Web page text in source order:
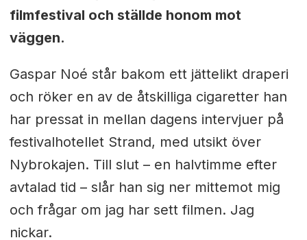
filmfestival och ställde honom mot
väggen.
Gaspar Noé står bakom ett jättelikt draperi
och röker en av de åtskilliga cigaretter han
har pressat in mellan dagens intervjuer på
festivalhotellet Strand, med utsikt över
Nybrokajen. Till slut – en halvtimme efter
avtalad tid – slår han sig ner mittemot mig
och frågar om jag har sett filmen. Jag
nickar.